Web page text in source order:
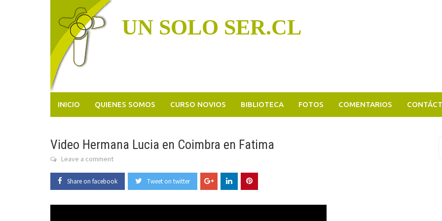
UN SOLO SER.CL
INICIO QUIENES SOMOS CURSO NOVIOS BIBLIOTECA FOTOS COMENTARIOS
Video Hermana Lucia en Coimbra en Fatima
Leave a comment
Share on facebook Tweet on twitter